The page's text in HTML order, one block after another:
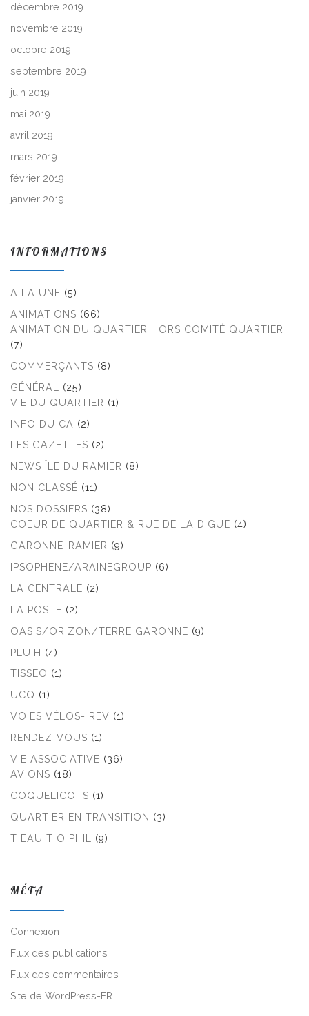
décembre 2019
novembre 2019
octobre 2019
septembre 2019
juin 2019
mai 2019
avril 2019
mars 2019
février 2019
janvier 2019
INFORMATIONS
A LA UNE (5)
ANIMATIONS (66)
ANIMATION DU QUARTIER HORS COMITÉ QUARTIER
(7)
COMMERÇANTS (8)
GÉNÉRAL
(25)
VIE DU QUARTIER (1)
INFO DU CA (2)
LES GAZETTES (2)
NEWS ÎLE DU RAMIER (8)
NON CLASSÉ (11)
NOS DOSSIERS (38)
COEUR DE QUARTIER & RUE DE LA DIGUE (4)
GARONNE-RAMIER (9)
IPSOPHENE/ARAINEGROUP (6)
LA CENTRALE (2)
LA POSTE (2)
OASIS/ORIZON/TERRE GARONNE (9)
PLUIH (4)
TISSEO (1)
UCQ (1)
VOIES VÉLOS- REV (1)
RENDEZ-VOUS (1)
VIE ASSOCIATIVE (36)
AVIONS (18)
COQUELICOTS (1)
QUARTIER EN TRANSITION (3)
T EAU T O PHIL
(9)
MÉTA
Connexion
Flux des publications
Flux des commentaires
Site de WordPress-FR